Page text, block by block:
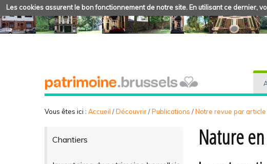
Les cookies assurent le bon fonctionnement de notre site. En utilisant ce dernier,
Vous êtes ici : Accueil /Découvrir/Publications /Notre revue par article
Chantiers Nature